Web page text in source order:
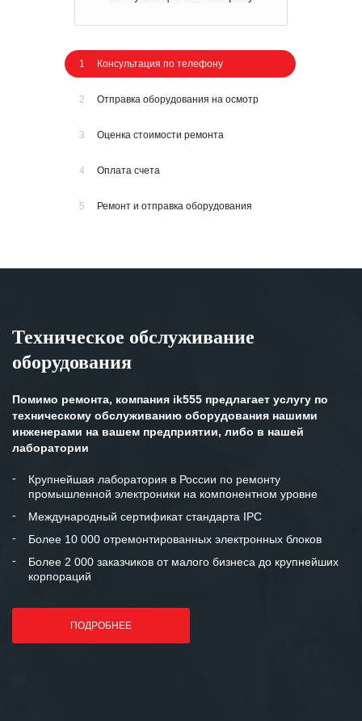
1 Консультация по телефону
2 Отправка оборудования на осмотр
3 Оценка стоимости ремонта
4 Оплата счета
5 Ремонт и отправка оборудования
Техническое обслуживание
оборудования
Помимо ремонта, компания ik555 предлагает услугу по
техническому обслуживанию оборудования нашими
инженерами на вашем предприятии, либо в нашей
лаборатории
Крупнейшая лаборатория в России по ремонту
промышленной электроники на компонентном уровне
Международный сертификат стандарта IPC
Более 10 000 отремонтированных электронных блоков
Более 2 000 заказчиков от малого бизнеса до крупнейших
корпораций
ПОДРОБНЕЕ